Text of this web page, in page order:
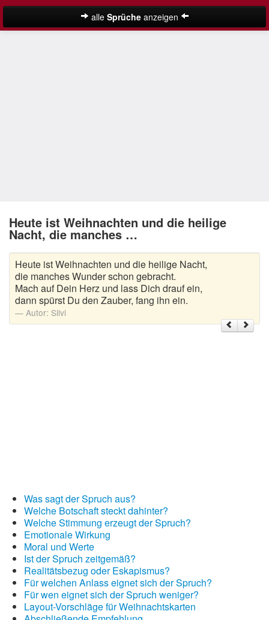
alle Sprücheanzeigen
Nikolaus Sprüche
Schöne Weihnachtssprüche
Weihnachtsgedichte
Weihnachtsgrüße
Weihnachtssprüche für Karten
Heute ist Weihnachten und die heilige
Nacht, die manches …
Heute ist Weihnachten und die heilige Nacht,
die manches Wunder schon gebracht.
Mach auf Dein Herz und lass Dich drauf ein,
dann spürst Du den Zauber, fang ihn ein.
Autor: Silvi
Was sagt der Spruch aus?
Welche Botschaft steckt dahinter?
Welche Stimmung erzeugt der Spruch?
Emotionale Wirkung
Moral und Werte
Ist der Spruch zeitgemäß?
Realitätsbezug oder Eskapismus?
Für welchen Anlass eignet sich der Spruch?
Für wen eignet sich der Spruch weniger?
Layout-Vorschläge für Weihnachtskarten